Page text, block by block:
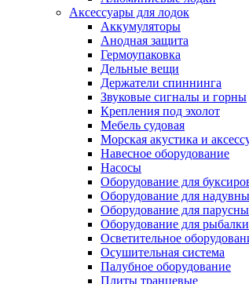
Аксессуары для лодок
Аккумуляторы
Анодная защита
Гермоупаковка
Дельные вещи
Держатели спиннинга
Звуковые сигналы и горны
Крепления под эхолот
Мебель судовая
Морская акустика и
Навесное оборудование
Насосы
Оборудование для
Оборудование для
Оборудование для
Оборудование для рыбалки
Осветительное
Осушительная система
Палубное оборудование
Плиты транцевые